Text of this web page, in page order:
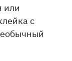
или
с